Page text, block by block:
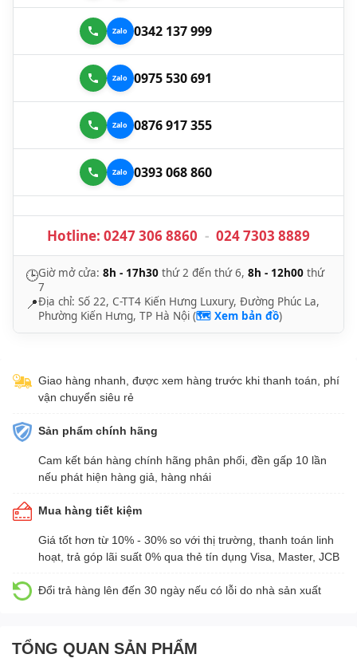
0342 137 999
0975 530 691
0876 917 355
0393 068 860
Hotline: 0247 306 8860 - 024 7303 8889
🕒Giờ mở cửa: 8h - 17h30 thứ 2 đến thứ 6, 8h - 12h00 thứ
7
📍Địa chỉ: Số 22, C-TT4 Kiến Hưng Luxury, Đường Phúc La,
Phường Kiến Hưng, TP Hà Nội (🗺️ Xem bản đồ)
Giao hàng nhanh, được xem hàng trước khi thanh toán, phí
vận chuyển siêu rẻ
Sản phẩm chính hãng
Cam kết bán hàng chính hãng phân phối, đền gấp 10 lần
nếu phát hiện hàng giả, hàng nhái
Mua hàng tiết kiệm
Giá tốt hơn từ 10% - 30% so với thị trường, thanh toán linh
hoạt, trả góp lãi suất 0% qua thẻ tín dụng Visa, Master, JCB
Đổi trả hàng lên đến 30 ngày nếu có lỗi do nhà sản xuất
TỔNG QUAN SẢN PHẨM